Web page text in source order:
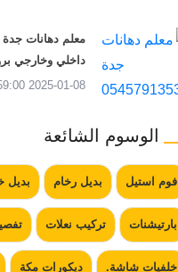
داخلي وخارجي
2025-01-08 04:59:00
الوسوم الشائعة
فوم استيل بديل رخام
بارتيشنات تركيب نعلات
خلفيات شاشة. ديكورات مكة